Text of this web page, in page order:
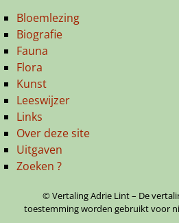
Bloemlezing
Biografie
Fauna
Flora
Kunst
Leeswijzer
Links
Over deze site
Uitgaven
Zoeken ?
© Vertaling Adrie Lint – De
toestemming worden gebruikt voor